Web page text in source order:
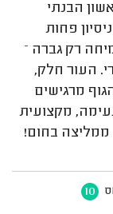
הבנתי
פחות
רק גברה –
העור חלק,
מרגישים
מקצועית
ממליצה בחום!
10